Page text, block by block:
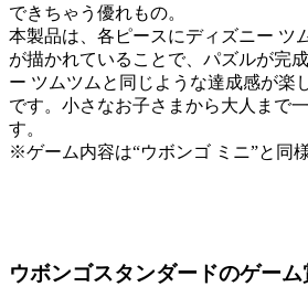
できちゃう優れもの。
本製品は、各ピースにディズニー ツ
が描かれていることで、パズルが完
ー ツムツムと同じような達成感が楽
です。小さなお子さまから大人まで
す。
※ゲーム内容は“ウボンゴ ミニ”と同様
ウボンゴスタンダードのゲー